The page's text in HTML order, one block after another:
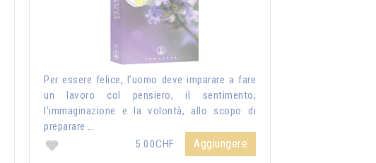
Per essere felice, l’uomo deve imparare a fare
un lavoro col pensiero, il sentimento,
l’immaginazione e la volontà, allo scopo di
preparare …
5.00CHF
Aggiungere